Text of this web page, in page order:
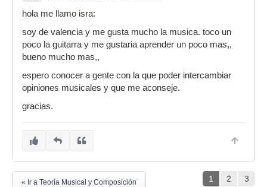
hola me llamo isra:
soy de valencia y me gusta mucho la musica. toco un
poco la guitarra y me gustaria aprender un poco mas,,
bueno mucho mas,,
espero conocer a gente con la que poder intercambiar
opiniones musicales y que me aconseje.
gracias.
1 2 3
« Ir a Teoría Musical y Composición